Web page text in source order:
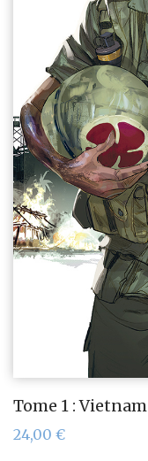
Tome 1 : Vietnam
24,00 €